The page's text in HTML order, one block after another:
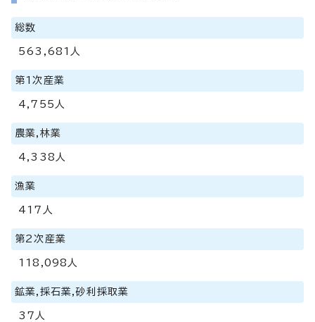
総数
563,681人
第1次産業
4,755人
農業,林業
4,338人
漁業
417人
第2次産業
118,098人
鉱業,採石業,砂利採取業
37人